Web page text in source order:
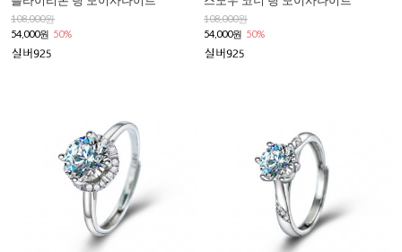
108,000원
54,000원 50%
108,000원
54,000원 50%